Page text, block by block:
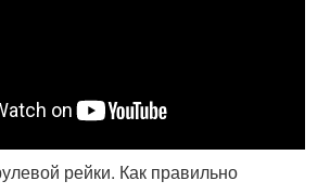
рейки. Как правильно